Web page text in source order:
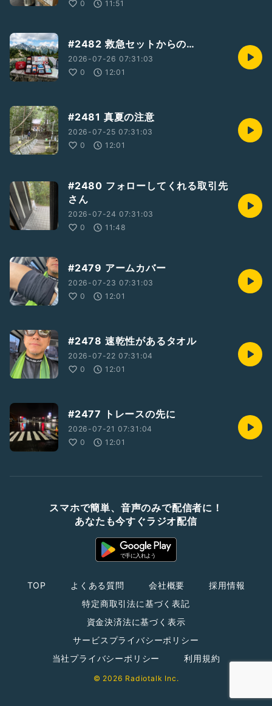
0
11:51
#2482 救急セットからの…
2026-07-26 07:31:03
0
12:01
#2481 真夏の注意
2026-07-25 07:31:03
0
12:01
#2480 フォローしてくれる取引先
さん
2026-07-24 07:31:03
0
11:48
#2479 アームカバー
2026-07-23 07:31:03
0
12:01
#2478 速乾性があるタオル
2026-07-22 07:31:04
0
12:01
#2477 トレースの先に
2026-07-21 07:31:04
0
12:01
スマホで簡単、音声のみで配信者に！
あなたも今すぐラジオ配信
TOP よくある質問 会社概要
採用情報
特定商取引法に基づく表記
資金決済法に基づく表示
サービスプライバシーポリシー
当社プライバシーポリシー
利用規約
© 2026 Radiotalk Inc.